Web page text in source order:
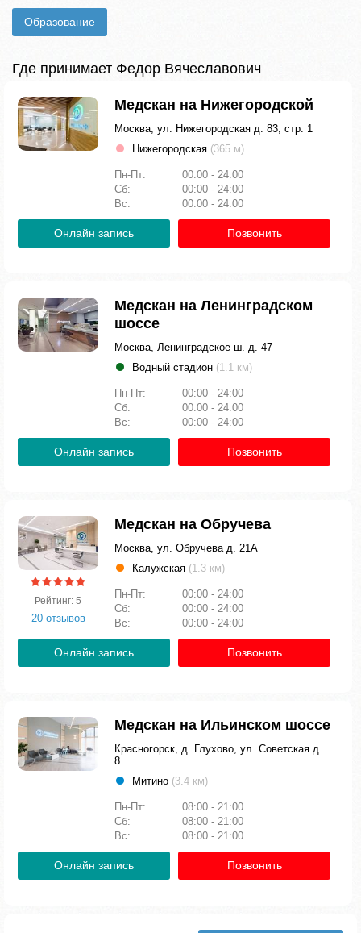
Образование
Где принимает Федор Вячеславович
Медскан на Нижегородской
Москва, ул. Нижегородская д. 83, стр. 1
Нижегородская (365 м)
Пн-Пт:
00:00 - 24:00
Сб:
00:00 - 24:00
Вс:
00:00 - 24:00
Онлайн запись Позвонить
Медскан на Ленинградском
шоссе
Москва, Ленинградское ш. д. 47
Водный стадион (1.1 км)
Пн-Пт:
00:00 - 24:00
Сб:
00:00 - 24:00
Вс:
00:00 - 24:00
Онлайн запись Позвонить
Рейтинг: 5
20 отзывов
Медскан на Обручева
Москва, ул. Обручева д. 21А
Калужская (1.3 км)
Пн-Пт:
00:00 - 24:00
Сб:
00:00 - 24:00
Вс:
00:00 - 24:00
Онлайн запись Позвонить
Медскан на Ильинском шоссе
Красногорск, д. Глухово, ул. Советская д.
8
Митино (3.4 км)
Пн-Пт:
08:00 - 21:00
Сб:
08:00 - 21:00
Вс:
08:00 - 21:00
Онлайн запись Позвонить